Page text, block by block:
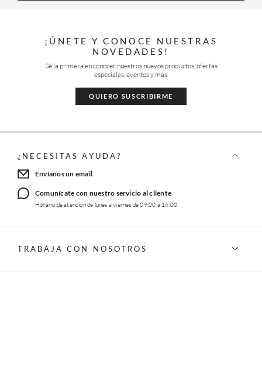
¡ÚNETE Y CONOCE NUESTRAS
NOVEDADES!
Sé la primera en conocer nuestros nuevos productos, ofertas
especiales, eventos y más.
QUIERO SUSCRIBIRME
¿NECESITAS AYUDA?
Envíanos un email
Comunícate con nuestro servicio al cliente
Horario de atención de lunes a viernes de 09:00 a 16:00
TRABAJA CON NOSOTROS